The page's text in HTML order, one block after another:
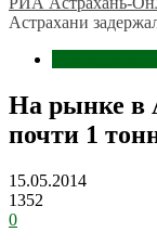
Астрахани
На рынке в
почти 1
15.05.2014
1352
0